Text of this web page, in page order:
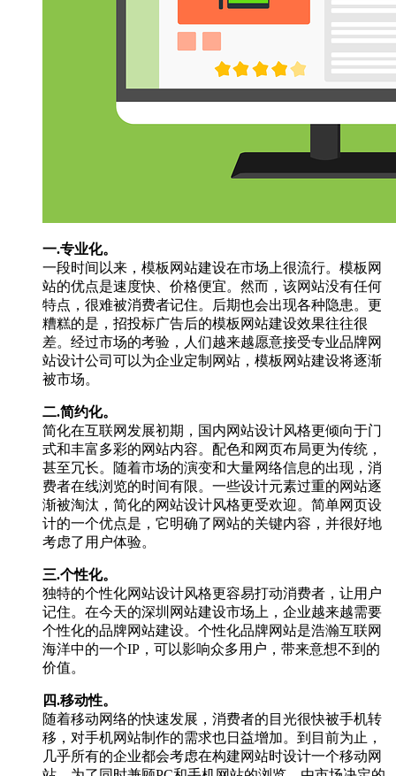
一.专业化。
一段时间以来，模板网站建设在市场上很流行。模板网
站的优点是速度快、价格便宜。然而，该网站没有任何
特点，很难被消费者记住。后期也会出现各种隐患。更
糟糕的是，招投标广告后的模板网站建设效果往往很
差。经过市场的考验，人们越来越愿意接受专业品牌网
站设计公司可以为企业定制网站，模板网站建设将逐渐
被市场。
二.简约化。
简化在互联网发展初期，国内网站设计风格更倾向于门
式和丰富多彩的网站内容。配色和网页布局更为传统，
甚至冗长。随着市场的演变和大量网络信息的出现，消
费者在线浏览的时间有限。一些设计元素过重的网站逐
渐被淘汰，简化的网站设计风格更受欢迎。简单网页设
计的一个优点是，它明确了网站的关键内容，并很好地
考虑了用户体验。
三.个性化。
独特的个性化网站设计风格更容易打动消费者，让用户
记住。在今天的深圳网站建设市场上，企业越来越需要
个性化的品牌网站建设。个性化品牌网站是浩瀚互联网
海洋中的一个IP，可以影响众多用户，带来意想不到的
价值。
四.移动性。
随着移动网络的快速发展，消费者的目光很快被手机转
移，对手机网站制作的需求也日益增加。到目前为止，
几乎所有的企业都会考虑在构建网站时设计一个移动网